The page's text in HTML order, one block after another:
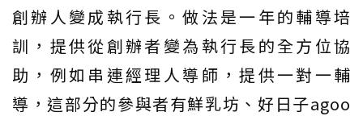
創辦人變成執行長。做法是一年的輔導培
訓，提供從創辦者變為執行長的全方位協
助，例如串連經理人導師，提供一對一輔
導，這部分的參與者有鮮乳坊、好日子agoo